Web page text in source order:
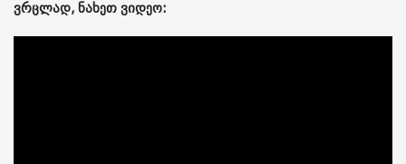
ვრცლად, ნახეთ ვიდეო: